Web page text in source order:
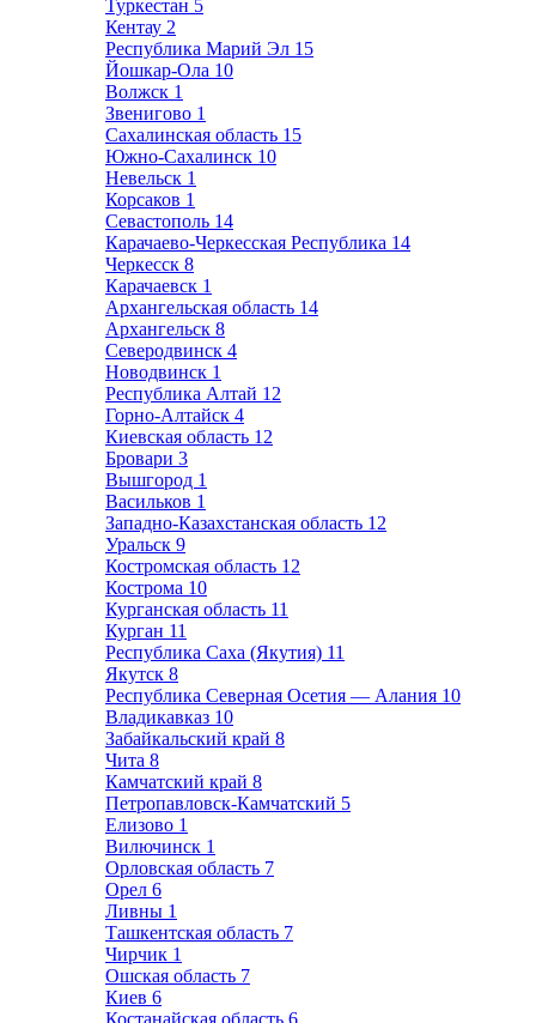
Туркестан 5
Кентау 2
Республика Марий Эл 15
Йошкар-Ола 10
Волжск 1
Звенигово 1
Сахалинская область 15
Южно-Сахалинск 10
Невельск 1
Корсаков 1
Севастополь 14
Карачаево-Черкесская Республика 14
Черкесск 8
Карачаевск 1
Архангельская область 14
Архангельск 8
Северодвинск 4
Новодвинск 1
Республика Алтай 12
Горно-Алтайск 4
Киевская область 12
Бровари 3
Вышгород 1
Васильков 1
Западно-Казахстанская область 12
Уральск 9
Костромская область 12
Кострома 10
Курганская область 11
Курган 11
Республика Саха (Якутия) 11
Якутск 8
Республика Северная Осетия — Алания 10
Владикавказ 10
Забайкальский край 8
Чита 8
Камчатский край 8
Петропавловск-Камчатский 5
Елизово 1
Вилючинск 1
Орловская область 7
Орел 6
Ливны 1
Ташкентская область 7
Чирчик 1
Ошская область 7
Киев 6
Костанайская область 6